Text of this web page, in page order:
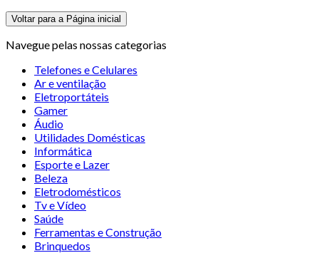
Voltar para a Página inicial
Navegue pelas nossas categorias
Telefones e Celulares
Ar e ventilação
Eletroportáteis
Gamer
Áudio
Utilidades Domésticas
Informática
Esporte e Lazer
Beleza
Eletrodomésticos
Tv e Vídeo
Saúde
Ferramentas e Construção
Brinquedos